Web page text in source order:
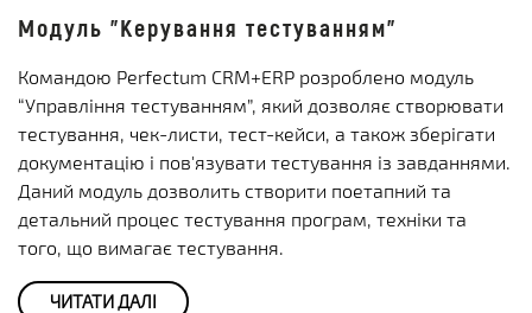
Модуль "Керування тестуванням"
Командою Perfectum CRM+ERP розроблено модуль
“Управління тестуванням”, який дозволяє створювати
тестування, чек-листи, тест-кейси, а також зберігати
документацію і пов'язувати тестування із завданнями.
Даний модуль дозволить створити поетапний та
детальний процес тестування програм, техніки та
того, що вимагає тестування.
ЧИТАТИ ДАЛІ